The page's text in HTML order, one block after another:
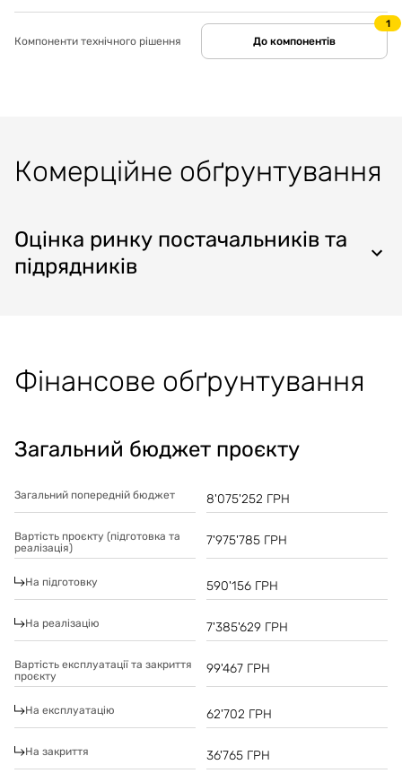
Компоненти технічного рішення До компонентів
1
Комерційне обґрунтування
Оцінка ринку постачальників та
підрядників
Фінансове обґрунтування
Загальний бюджет проєкту
Загальний попередній бюджет 8'075'252 ГРН
Вартість проєкту (підготовка та
реалізація)
7'975'785 ГРН
На підготовку 590'156 ГРН
На реалізацію 7'385'629 ГРН
Вартість експлуатації та закриття
проєкту
99'467 ГРН
На експлуатацію 62'702 ГРН
На закриття 36'765 ГРН